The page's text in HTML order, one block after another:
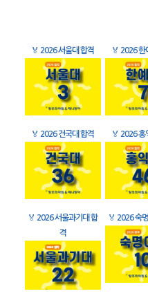
🏅 2026 서울대 합격 🏅 2026 한
🏅 2026 건국대 합격 🏅 2026 홍
🏅 2026 서울과기대 합
격
🏅 2026 숙